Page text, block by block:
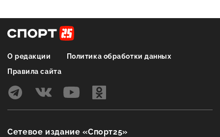
О редакции
Политика обработки данных
Правила сайта
Сетевое издание «Спорт25»